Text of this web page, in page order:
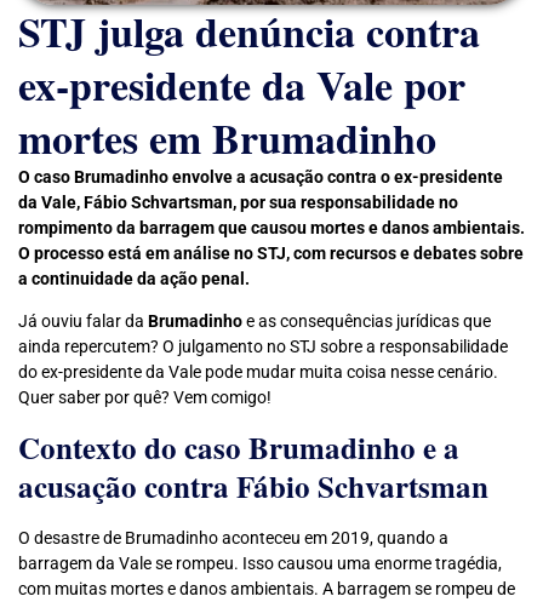
STJ julga denúncia contra
ex-presidente da Vale por
mortes em Brumadinho
O caso Brumadinho envolve a acusação contra o ex-presidente
da Vale, Fábio Schvartsman, por sua responsabilidade no
rompimento da barragem que causou mortes e danos ambientais.
O processo está em análise no STJ, com recursos e debates sobre
a continuidade da ação penal.
Já ouviu falar da Brumadinhoe as consequências jurídicas que
ainda repercutem? O julgamento no STJ sobre a responsabilidade
do ex-presidente da Vale pode mudar muita coisa nesse cenário.
Quer saber por quê? Vem comigo!
Contexto do caso Brumadinho e a
acusação contra Fábio Schvartsman
O desastre de Brumadinho aconteceu em 2019, quando a
barragem da Vale se rompeu. Isso causou uma enorme tragédia,
com muitas mortes e danos ambientais. A barragem se rompeu de